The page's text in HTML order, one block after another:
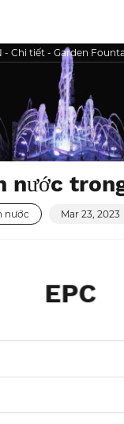
- Chi tiết- Garden
nước
nước Mar 23, 2023
con người luôn
tính năng
bất luận
là quy mô nhỏ.
của cảnh
trở thành
hầu hết mọi
EPC